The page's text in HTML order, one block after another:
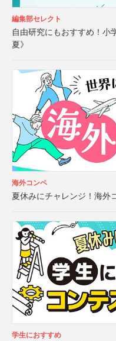
編集部セレクト
自由研究にもおすすめ！小
夏》
海外コンペ
夏休みにチャレンジ！海外
学生におすすめ